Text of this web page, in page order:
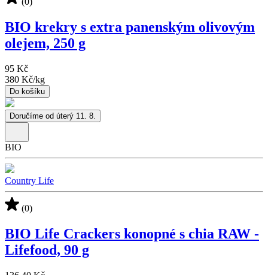
BIO krekry s extra panenským olivovým
olejem, 250 g
95 Kč
380 Kč/kg
Do košíku
Doručíme od úterý 11. 8.
BIO
Country Life
(0)
BIO Life Crackers konopné s chia RAW -
Lifefood, 90 g